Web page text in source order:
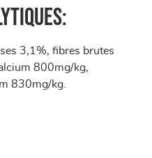
3,1%, fibres brutes
800mg/kg,
830mg/kg.